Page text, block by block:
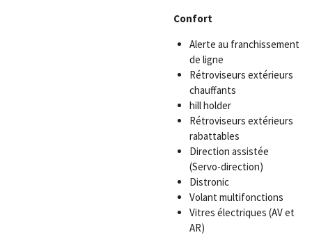
Confort
Alerte au franchissement
de ligne
Rétroviseurs extérieurs
chauffants
hill holder
Rétroviseurs extérieurs
rabattables
Direction assistée
(Servo-direction)
Distronic
Volant multifonctions
Vitres électriques (AV et
AR)